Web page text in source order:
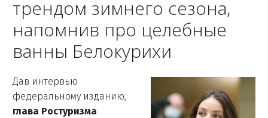
трендом зимнего сезона,
напомнив про целебные
ванны Белокурихи
Дав интервью
федеральному изданию,
глава Ростуризма